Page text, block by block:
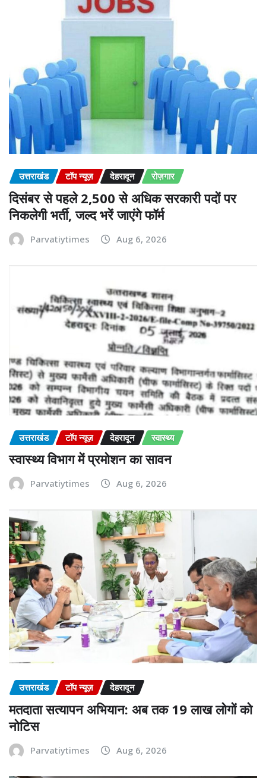
उत्तराखंड टॉप न्यूज़ देहरादून रोज़गार
दिसंबर से पहले 2,500 से अधिक सरकारी पदों पर
निकलेगी भर्ती, जल्द भरें जाएंगे फॉर्म
Parvatiytimes Aug 6, 2026
उत्तराखंड टॉप न्यूज़ देहरादून स्वास्थ्य
स्वास्थ्य विभाग में प्रमोशन का सावन
Parvatiytimes Aug 6, 2026
उत्तराखंड टॉप न्यूज़ देहरादून
मतदाता सत्यापन अभियान: अब तक 19 लाख लोगों को
नोटिस
Parvatiytimes Aug 6, 2026